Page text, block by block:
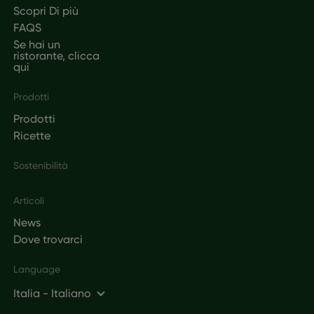
Scopri Di più
FAQS
Se hai un
ristorante, clicca
qui
Prodotti
Prodotti
Ricette
Sostenibilità
Articoli
News
Dove trovarci
Language
Italia - Italiano